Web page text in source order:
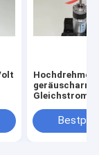
geräuscharm
Gleichstrom-
60 Rpm, 789